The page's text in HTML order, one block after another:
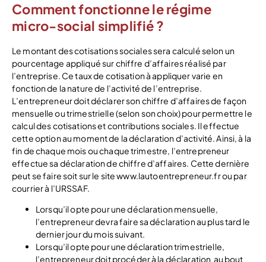
Comment fonctionne le régime
micro-social simplifié ?
Le montant des cotisations sociales sera calculé selon un
pourcentage appliqué sur chiffre d’affaires réalisé par
l’entreprise. Ce taux de cotisation à appliquer varie en
fonction de la nature de l’activité de l’entreprise.
L’entrepreneur doit déclarer son chiffre d’affaires de façon
mensuelle ou trimestrielle (selon son choix) pour permettre le
calcul des cotisations et contributions sociales. Il effectue
cette option au moment de la déclaration d’activité. Ainsi, à la
fin de chaque mois ou chaque trimestre, l’entrepreneur
effectue sa déclaration de chiffre d’affaires. Cette dernière
peut se faire soit sur le site www.lautoentrepreneur.fr ou par
courrier à l’URSSAF.
Lorsqu’il opte pour une déclaration mensuelle,
l’entrepreneur devra faire sa déclaration au plus tard le
dernier jour du mois suivant.
Lorsqu’il opte pour une déclaration trimestrielle,
l’entrepreneur doit procéder à la déclaration au bout